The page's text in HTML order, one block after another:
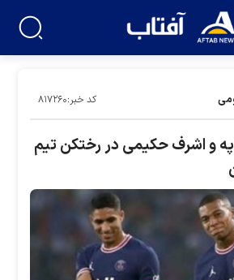
کد خبر:۸۱۷۲۶۰
و اشرف حکیمی در رختکن تیم